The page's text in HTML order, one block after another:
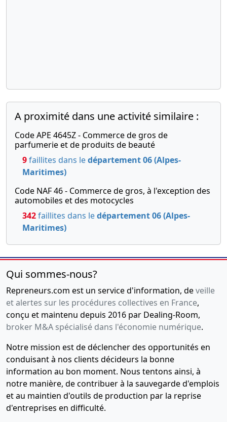
A proximité dans une activité similaire :
Code APE 4645Z - Commerce de gros de
parfumerie et de produits de beauté
9faillites dans ledépartement 06 (Alpes-
Maritimes)
Code NAF 46 - Commerce de gros, à l'exception des
automobiles et des motocycles
342faillites dans ledépartement 06 (Alpes-
Maritimes)
Qui sommes-nous?
Repreneurs.com est un service d'information, deveille
et alertes sur les procédures collectives en France,
conçu et maintenu depuis 2016 par Dealing-Room,
broker M&A spécialisé dans l'économie numérique.
Notre mission est de déclencher des opportunités en
conduisant à nos clients décideurs la bonne
information au bon moment. Nous tentons ainsi, à
notre manière, de contribuer à la sauvegarde d'emplois
et au maintien d'outils de production par la reprise
d'entreprises en difficulté.